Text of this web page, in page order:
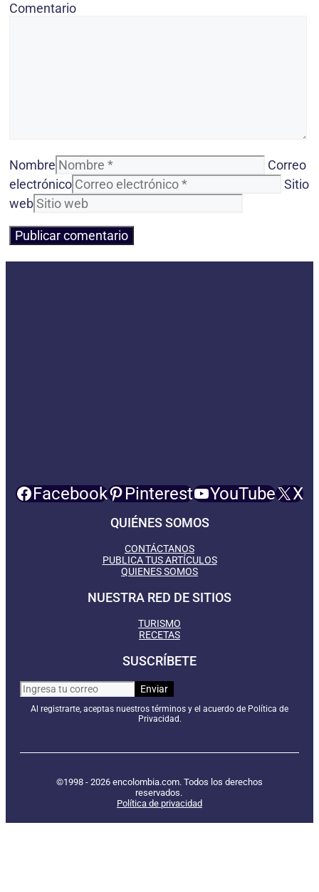
Comentario
Nombre
Correo
electrónico
Sitio
web
Facebook Pinterest YouTube X
QUIÉNES SOMOS
CONTÁCTANOS
PUBLICA TUS ARTÍCULOS
QUIENES SOMOS
NUESTRA RED DE SITIOS
TURISMO
RECETAS
SUSCRÍBETE
Al registrarte, aceptas nuestros términos y el acuerdo de Política de
Privacidad.
©1998 - 2026 encolombia.com. Todos los derechos
reservados.
Política de privacidad